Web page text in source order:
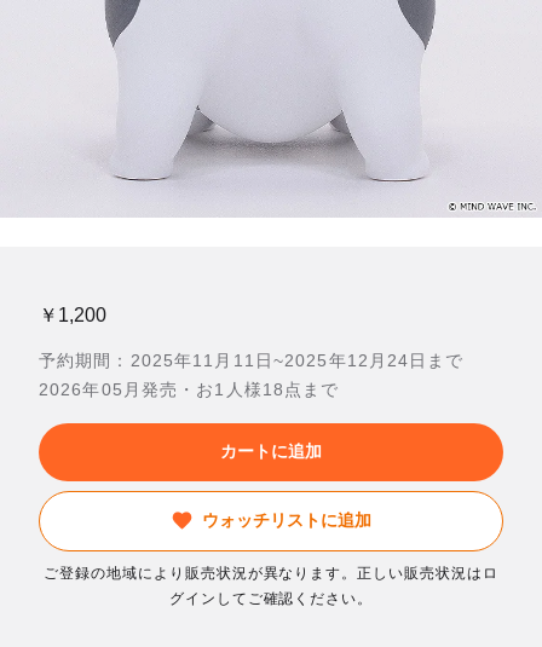
￥1,200
予約期間：2025年11月11日~2025年12月24日まで
2026年05月発売・お1人様18点まで
カートに追加
ウォッチリストに追加
ご登録の地域により販売状況が異なります。正しい販売状況はロ
グインしてご確認ください。